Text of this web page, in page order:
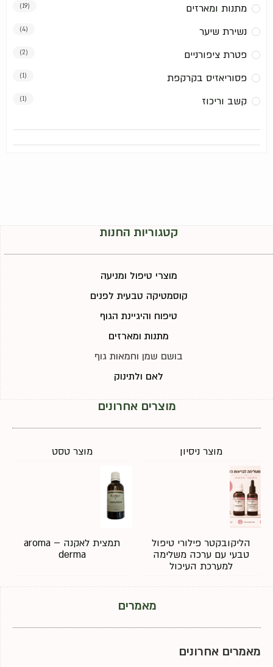
מתנות ומארזים (19)
נשירת שיער (4)
פטרת ציפורניים (2)
פסוריאזיס בקרקפת (1)
קשב וריכוז (1)
קטגוריות החנות
מוצרי טיפול ומניעה
קוסמטיקה טבעית לפנים
טיפוח והיגיינת הגוף
מתנות ומארזים
בושם שמן וחמאות גוף
לאם ולתינוק
מוצרים אחרונים
מוצר ניסיון מוצר טסט
הליקובקטר פילורי טיפול
טבעי עם ערכה משלימה
למערכת העיכול
תמצית לאקנה – aroma
derma
מאמרים
מאמרים אחרונים